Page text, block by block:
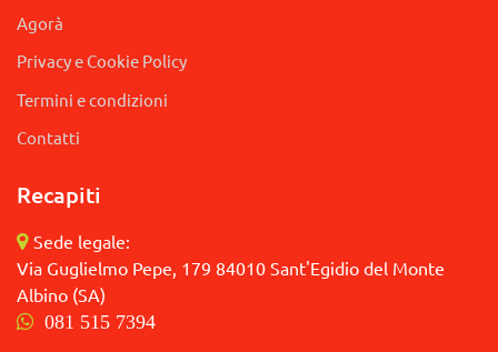
Agorà
Privacy e Cookie Policy
Termini e condizioni
Contatti
Recapiti
Sede legale:
Via Guglielmo Pepe, 179 84010 Sant'Egidio del Monte
Albino (SA)
081 515 7394